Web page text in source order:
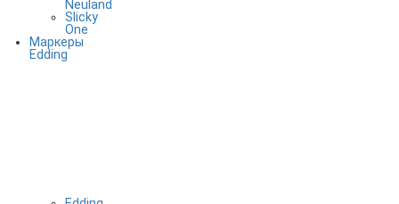
Neuland
Slicky
One
Маркеры
Edding